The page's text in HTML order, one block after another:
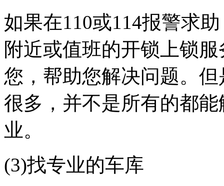
如果在110或114报警求
附近或值班的开锁上锁
您，帮助您解决问题。
很多，并不是所有的都
业。
(3)找专业的车库